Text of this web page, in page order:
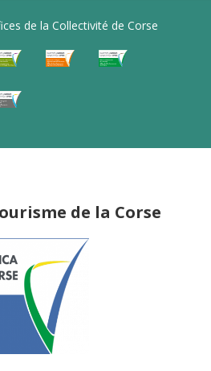
de la Collectivité de Corse
de la Corse